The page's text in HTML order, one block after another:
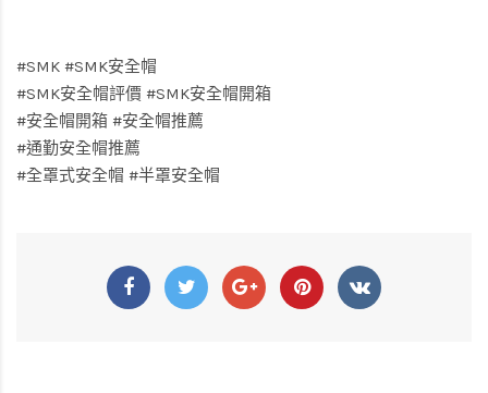
#SMK #SMK安全帽
#SMK安全帽評價 #SMK安全帽開箱
#安全帽開箱 #安全帽推薦
#通勤安全帽推薦
#全罩式安全帽 #半罩安全帽